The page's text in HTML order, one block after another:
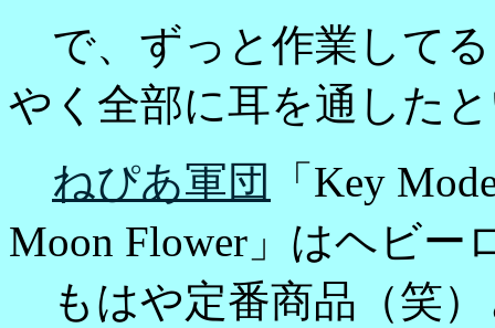
で、ずっと作業して
やく全部に耳を通した
ねぴあ軍団
「Key
Moon Flower」はヘビー
もはや定番商品（笑